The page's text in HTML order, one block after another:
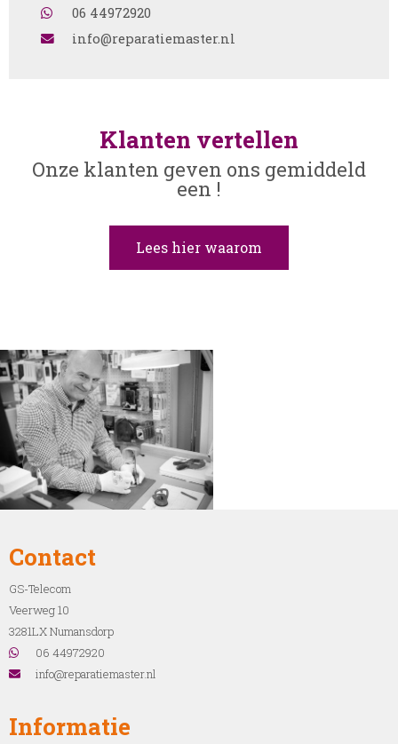
06 44972920
info@reparatiemaster.nl
Klanten vertellen
Onze klanten geven ons gemiddeld
een !
Lees hier waarom
Contact
GS-Telecom
Veerweg 10
3281LX Numansdorp
06 44972920
info@reparatiemaster.nl
Informatie